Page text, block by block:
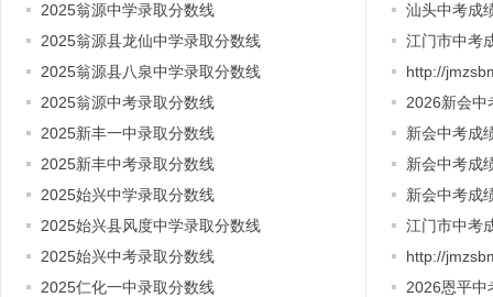
2025翁源中学录取分数线
2025翁源县龙仙中学录取分数线
2025翁源县八泉中学录取分数线
2025翁源中考录取分数线
2025新丰一中录取分数线
2025新丰中考录取分数线
2025始兴中学录取分数线
2025始兴县风度中学录取分数线
2025始兴中考录取分数线
2025仁化一中录取分数线
汕头中考成
考成绩公布
江门市中考
新会中考成
http://
新会中考成
2026新会中
新会中考成
新会中考成
新会中考成
考成绩公布
江门市中考
2026恩平中
http://
恩平中考成
2026恩平中